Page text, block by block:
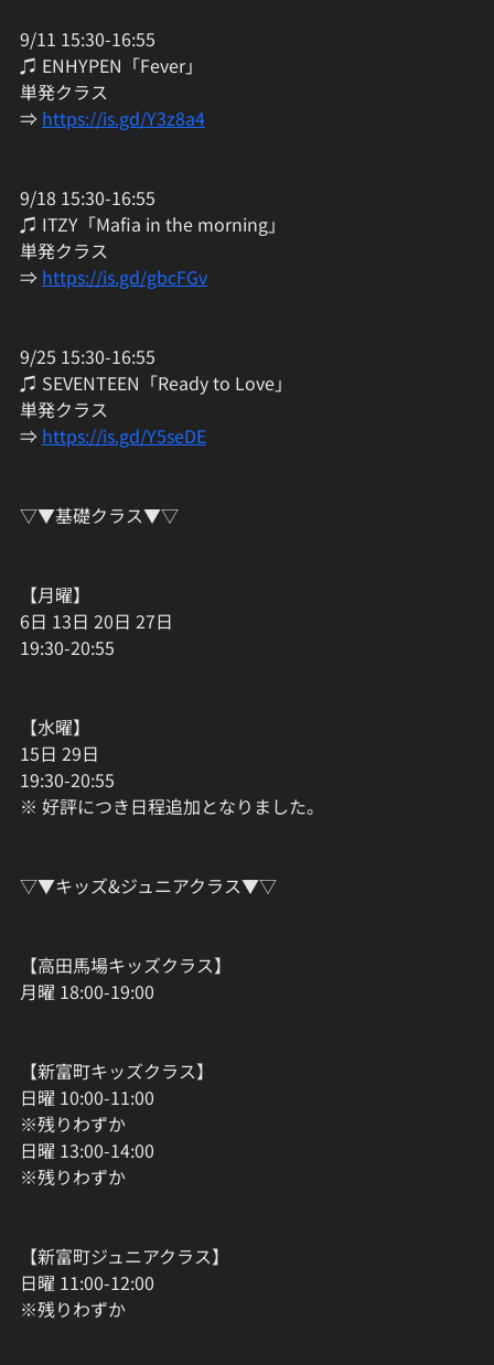
9/11 15:30-16:55
♫ ENHYPEN「Fever」
単発クラス
⇒ https://is.gd/Y3z8a4
9/18 15:30-16:55
♫ ITZY「Mafia in the morning」
単発クラス
⇒ https://is.gd/gbcFGv
9/25 15:30-16:55
♫ SEVENTEEN「Ready to Love」
単発クラス
⇒ https://is.gd/Y5seDE
▽▼基礎クラス▼▽
【月曜】
6日 13日 20日 27日
19:30-20:55
【水曜】
15日 29日
19:30-20:55
※ 好評につき日程追加となりました。
▽▼キッズ&ジュニアクラス▼▽
【高田馬場キッズクラス】
月曜 18:00-19:00
【新富町キッズクラス】
日曜 10:00-11:00
※残りわずか
日曜 13:00-14:00
※残りわずか
【新富町ジュニアクラス】
日曜 11:00-12:00
※残りわずか